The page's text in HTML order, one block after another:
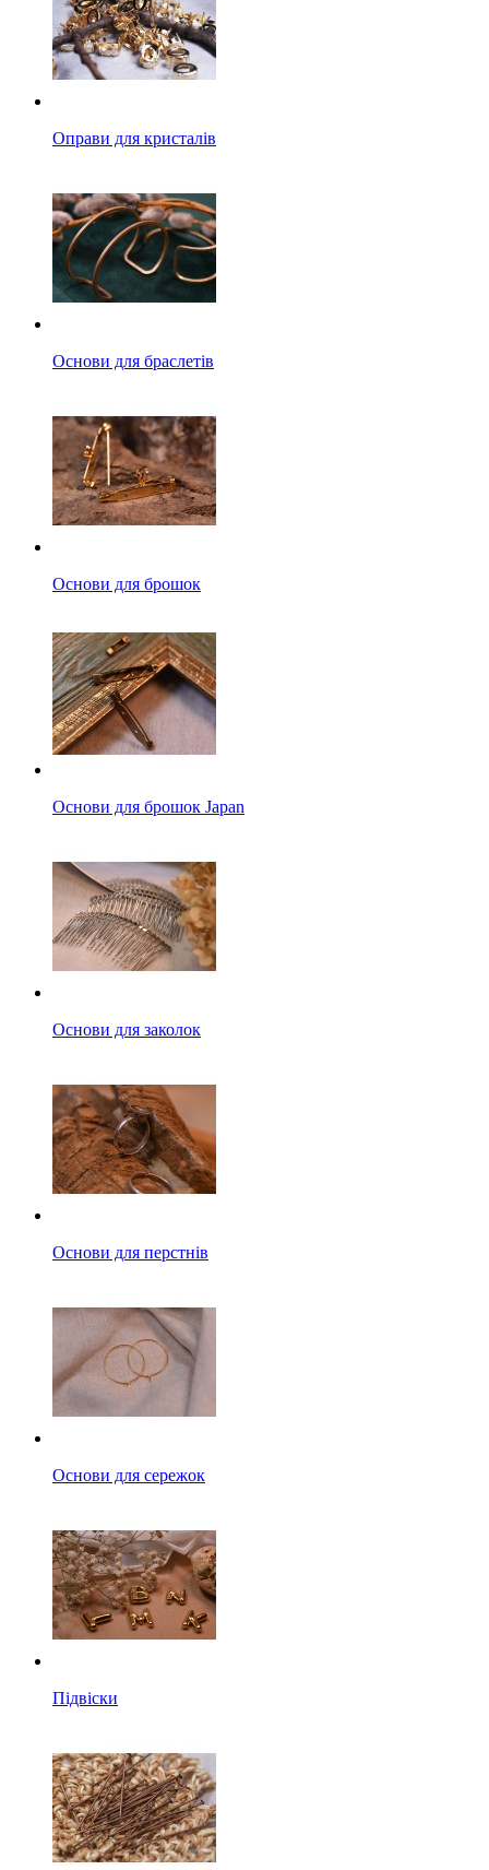
Оправи для кристалів
Основи для браслетів
Основи для брошок
Основи для брошок Japan
Основи для заколок
Основи для перстнів
Основи для сережок
Підвіски